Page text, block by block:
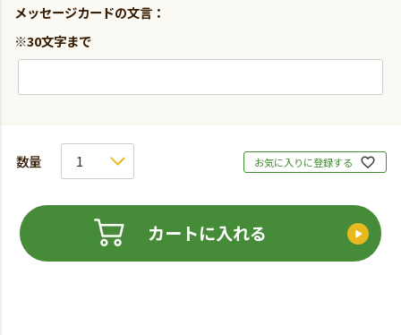
メッセージカードの文言：
※30文字まで
お気に入りに登録する
カートに入れる